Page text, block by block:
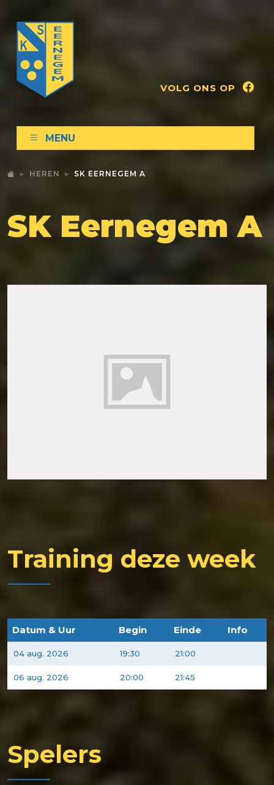
VOLG ONS OP
MENU
HEREN SK EERNEGEM A
SK Eernegem A
Training deze week
Datum & Uur Begin Einde Info
04 aug. 2026 19:30 21:00
06 aug. 2026 20:00 21:45
Spelers